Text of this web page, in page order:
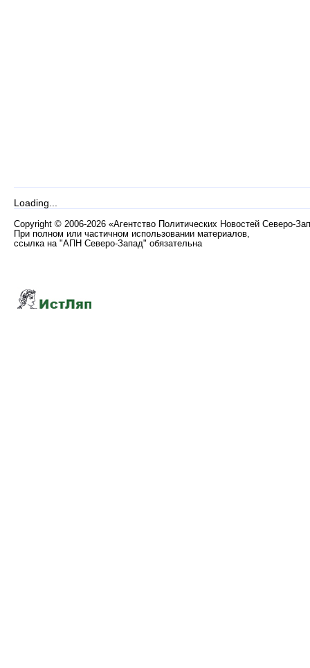
Loading...
Copyright © 2006-2026 «Агентство Политических Новостей Северо-
При полном или частичном использовании материалов,
ссылка на "АПН Северо-Запад" обязательна